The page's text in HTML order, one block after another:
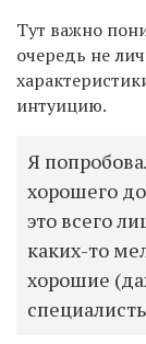
Тут важно
очередь не
интуицию.
Я
хорошего
это всего
каких-то
хорошие